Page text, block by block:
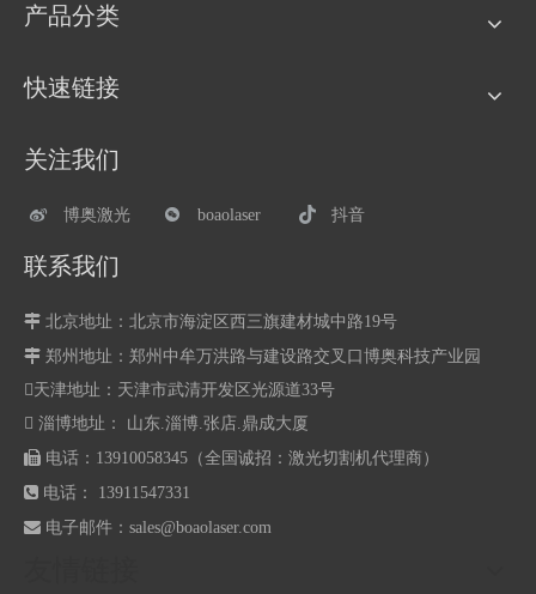
产品分类
快速链接
关注我们
博奥激光 boaolaser 抖音
联系我们
 北京地址：北京市海淀区西三旗建材城中路19号
 郑州地址： 郑州中牟万洪路与建设路交叉口博奥科技产业园
天津地址：天津市武清开发区光源道33号
 淄博地址： 山东.淄博.张店.鼎成大厦
 电话：13910058345（全国诚招：激光切割机代理商）
 电话： 13911547331
 电子邮件： sales@boaolaser.com